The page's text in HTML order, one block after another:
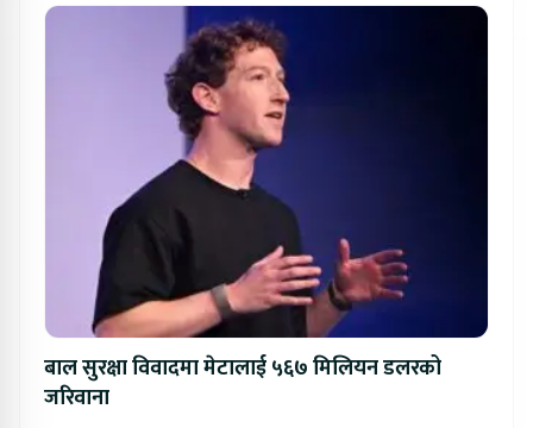
बाल सुरक्षा विवादमा मेटालाई ५६७ मिलियन डलरको
जरिवाना